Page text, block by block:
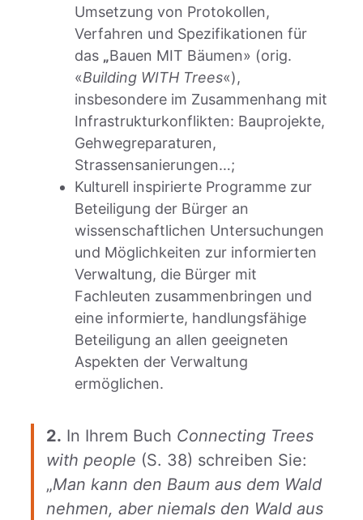
Umsetzung von Protokollen,
Verfahren und Spezifikationen für
das „Bauen MIT Bäumen» (orig.
«Building WITH Trees«),
insbesondere im Zusammenhang mit
Infrastrukturkonflikten: Bauprojekte,
Gehwegreparaturen,
Strassensanierungen…;
Kulturell inspirierte Programme zur
Beteiligung der Bürger an
wissenschaftlichen Untersuchungen
und Möglichkeiten zur informierten
Verwaltung, die Bürger mit
Fachleuten zusammenbringen und
eine informierte, handlungsfähige
Beteiligung an allen geeigneten
Aspekten der Verwaltung
ermöglichen.
2. In Ihrem Buch Connecting Trees
with people (S. 38) schreiben Sie:
„Man kann den Baum aus dem Wald
nehmen, aber niemals den Wald aus